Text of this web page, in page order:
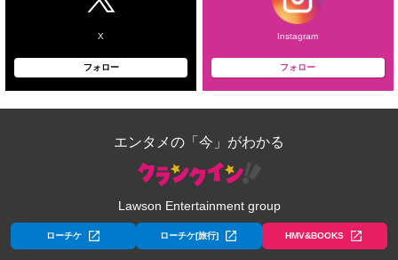
X
フォロー
Instagram
フォロー
エンタメの「今」がわかる
Lawson Entertainment group
ローチケ ローチケ[旅行] HMV&BOOKS